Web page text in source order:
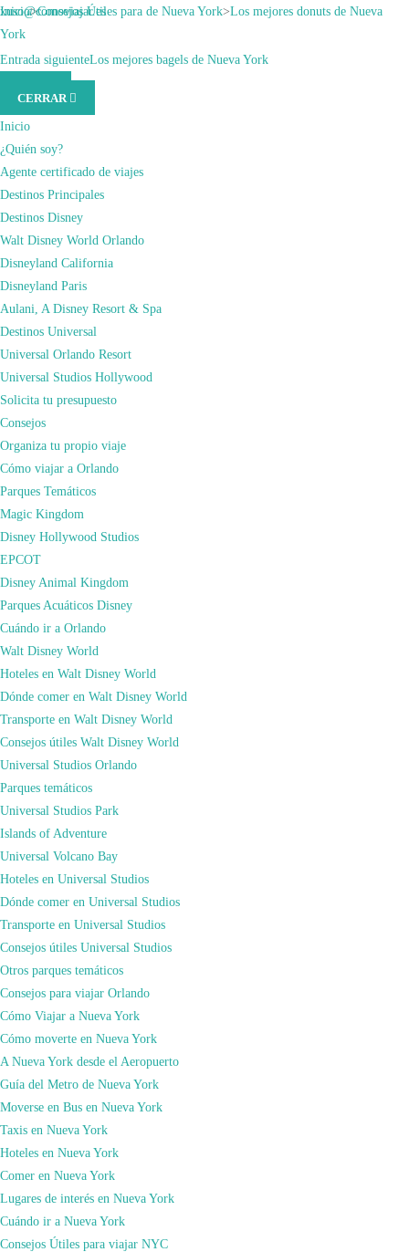
Saltar
al
contenido
tecla
Intro)
xuso@comoviajar.es
MENÚ
CERRAR
Inicio
¿Quién soy?
Agente certificado de viajes
Destinos Principales
Destinos Disney
Walt Disney World Orlando
Disneyland California
Disneyland Paris
Aulani, A Disney Resort & Spa
Destinos Universal
Universal Orlando Resort
Universal Studios Hollywood
Solicita tu presupuesto
Consejos
Organiza tu propio viaje
Cómo viajar a Orlando
Parques Temáticos
Magic Kingdom
Disney Hollywood Studios
EPCOT
Disney Animal Kingdom
Parques Acuáticos Disney
Cuándo ir a Orlando
Walt Disney World
Hoteles en Walt Disney World
Dónde comer en Walt Disney World
Transporte en Walt Disney World
Consejos útiles Walt Disney World
Universal Studios Orlando
Parques temáticos
Universal Studios Park
Islands of Adventure
Universal Volcano Bay
Hoteles en Universal Studios
Dónde comer en Universal Studios
Transporte en Universal Studios
Consejos útiles Universal Studios
Otros parques temáticos
Consejos para viajar Orlando
Cómo Viajar a Nueva York
Cómo moverte en Nueva York
A Nueva York desde el Aeropuerto
Guía del Metro de Nueva York
Moverse en Bus en Nueva York
Taxis en Nueva York
Hoteles en Nueva York
Comer en Nueva York
Lugares de interés en Nueva York
Cuándo ir a Nueva York
Consejos Útiles para viajar NYC
Inicio>Consejos Útiles para de Nueva York>Los mejores donuts de Nueva
York
Consejos Útiles para de Nueva York
marzo 5, 2021
LOS MEJORES
DONUTS DE NUEVA
YORK
Los donuts son uno de los bocados más populares en los Estados Unidos. En la
Gran Manzana no podían ser menos, y hay donuts para todos los gustos, desde
resistir a una rosquilla, aquí tienes una lista con algunos de los mejores donuts
de Nueva York.
Este obrador tiene varios locales en Nueva York, pero sus orígenes fueron más
modestos. Su fundador, Mark Isreal, preparaba los donuts en su apartamento
del Lower East Side y luego los repartía en bicicleta. Producen donuts
artesanales de sabores como la tarta de zanahoria, tres leches o café, pero su
producto estrella es el decrème bruleé
(203 W 14th St)
Entrada anteriorLos 5 mejores Brunch en Nueva York
Entrada siguienteLos mejores bagels de Nueva York